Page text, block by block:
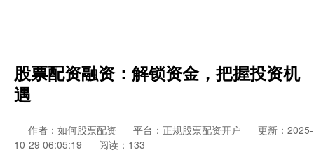
股票配资融资：解锁资金，把握投资机
遇
作者：如何股票配资 平台：正规股票配资开户
更新：2025-
10-29 06:05:19
阅读：133